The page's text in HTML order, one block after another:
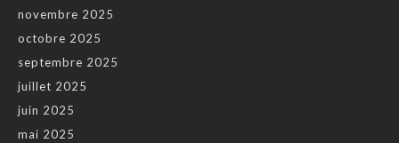
novembre 2025
octobre 2025
septembre 2025
juillet 2025
juin 2025
mai 2025